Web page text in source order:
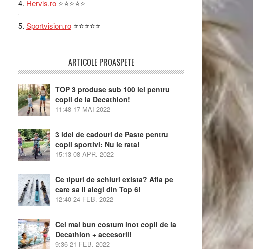
Hervis.ro ⭐⭐⭐⭐⭐
Sportvision.ro ⭐⭐⭐⭐⭐
ARTICOLE PROASPETE
TOP 3 produse sub 100 lei pentru
copii de la Decathlon!
11:48 17 MAI 2022
3 idei de cadouri de Paste pentru
copii sportivi: Nu le rata!
15:13 08 APR. 2022
Ce tipuri de schiuri exista? Afla pe
care sa il alegi din Top 6!
12:40 24 FEB. 2022
Cel mai bun costum inot copii de la
Decathlon + accesorii!
9:36 21 FEB. 2022